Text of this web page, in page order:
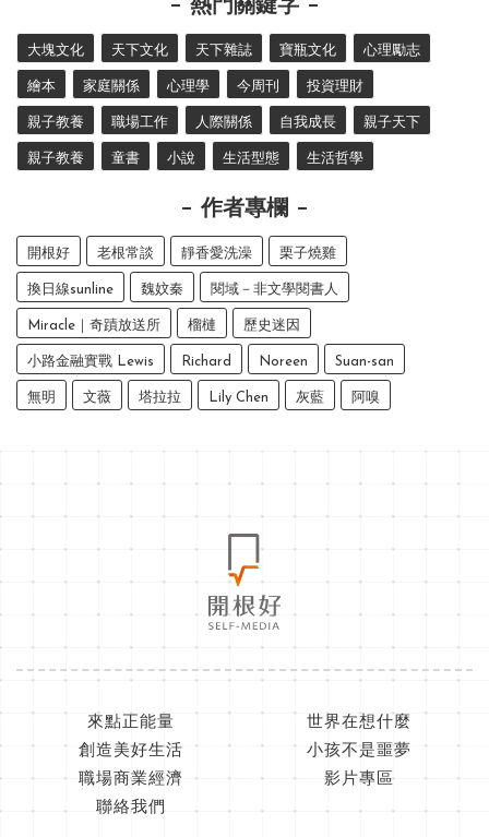
熱門關鍵字
大塊文化 天下文化 天下雜誌 寶瓶文化 心理勵志
繪本 家庭關係 心理學 今周刊 投資理財
親子教養 職場工作 人際關係 自我成長 親子天下
親子教養 童書 小說 生活型態 生活哲學
作者專欄
開根好 老根常談 靜香愛洗澡 栗子燒雞
換日線sunline 魏妏秦 閱域－非文學閱書人
Miracle｜奇蹟放送所 榴槤 歷史迷因
小路金融實戰 Lewis Richard Noreen Suan-san
無明 文薇 塔拉拉 Lily Chen 灰藍 阿嗅
來點正能量
世界在想什麼
創造美好生活
小孩不是噩夢
職場商業經濟
影片專區
聯絡我們